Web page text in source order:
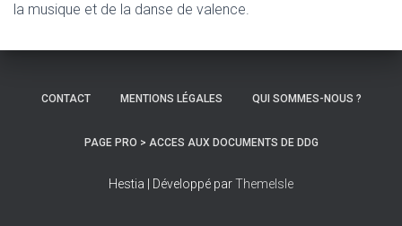
la musique et de la danse de valence.
CONTACT MENTIONS LÉGALES QUI SOMMES-NOUS ?
PAGE PRO > ACCES AUX DOCUMENTS DE DDG
Hestia | Développé parThemeIsle